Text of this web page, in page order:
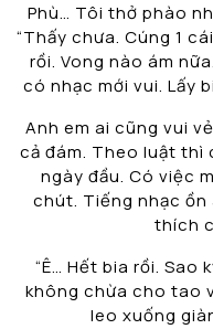
Phù… Tôi thở phào
“Thấy chưa. Cúng 1
rồi. Vong nào ám
có nhạc mới vui. Lấy
Anh em ai cũng vui
cả đám. Theo luật thì
ngày đầu. Có việc
chút. Tiếng nhạc ồn
thích
“Ê… Hết bia rồi. Sao
không chừa cho tao
leo xuống